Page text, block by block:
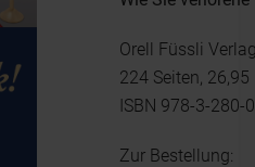
Orell Füssli
224 Seiten, 26,95
ISBN 978-3-280-
Zur Bestellung: